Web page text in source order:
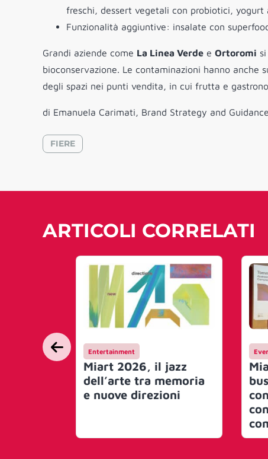
freschi, dessert vegetali con probiotici,
Funzionalità aggiuntive: insalate con
Grandi aziende come La Linea Verde e Ortoromi
bioconservazione. Le contaminazioni hanno anche
degli spazi nei punti vendita, in cui frutta e
di Emanuela Carimati, Brand Strategy and
FIERE
ARTICOLI CORRELATI
Entertainment
Miart 2026, il jazz
dell’arte tra memoria
e nuove direzioni